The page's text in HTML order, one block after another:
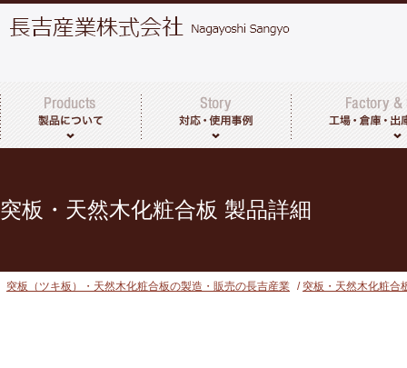
突板・天然木化粧合板 製品詳細
突板（ツキ板）・天然木化粧合板の製造・販売の長吉産業 / 突板・天然木化粧